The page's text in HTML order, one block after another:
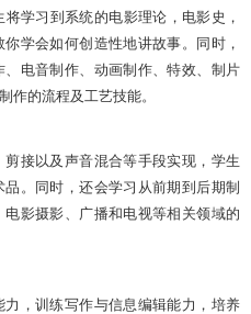
学习到系统的电影理论，电影史，
学会如何创造性地讲故事。同时，
电音制作、动画制作、特效、制片
作的流程及工艺技能。
接以及声音混合等手段实现，学生
。同时，还会学习从前期到后期制
影摄影、广播和电视等相关领域的
，训练写作与信息编辑能力，培养